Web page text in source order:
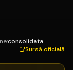
:consolidata
Sursă oficială